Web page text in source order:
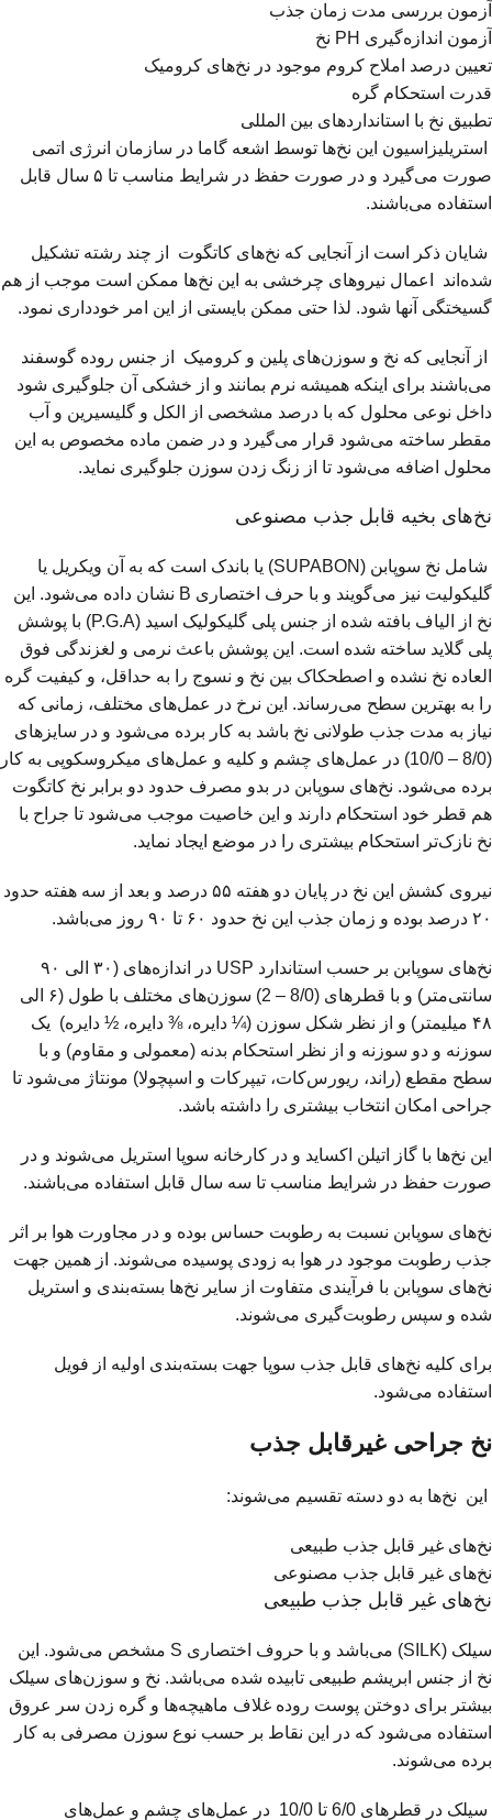
آزمون بررسی مدت زمان جذب
آزمون اندازه‌گیری PH نخ
تعیین درصد املاح کروم موجود در نخ‌های کرومیک
قدرت استحکام گره
تطبیق نخ با استانداردهای بین المللی
استریلیزاسیون این نخ‌ها توسط اشعه گاما در سازمان انرژی اتمی
صورت می‌گیرد و در صورت حفظ در شرایط مناسب تا ۵ سال قابل
استفاده می‌باشند.
شایان ذکر است از آنجایی که نخ‌های کاتگوت از چند رشته تشکیل
شده‌اند اعمال نیروهای چرخشی به این نخ‌ها ممکن است موجب از هم
گسیختگی آنها شود. لذا حتی ممکن بایستی از این امر خودداری نمود.
از آنجایی که نخ و سوزن‌های پلین و کرومیک از جنس روده گوسفند
می‌باشند برای اینکه همیشه نرم بمانند و از خشکی آن جلوگیری شود
داخل نوعی محلول که با درصد مشخصی از الکل و گلیسیرین و آب
مقطر ساخته می‌شود قرار می‌گیرد و در ضمن ماده مخصوص به این
محلول اضافه می‌شود تا از زنگ زدن سوزن جلوگیری نماید.
نخ‌های بخیه قابل جذب مصنوعی
شامل نخ سوپابن (SUPABON) یا باندک است که به آن ویکریل یا
گلیکولیت نیز می‌گویند و با حرف اختصاری B نشان داده می‌شود. این
نخ از الیاف بافته شده از جنس پلی گلیکولیک اسید (P.G.A) با پوشش
پلی گلاید ساخته شده است. این پوشش باعث نرمی و لغزندگی فوق
العاده نخ نشده و اصطحکاک بین نخ و نسوج را به حداقل، و کیفیت گره
را به بهترین سطح می‌رساند. این نرخ در عمل‌های مختلف، زمانی که
نیاز به مدت جذب طولانی نخ باشد به کار برده می‌شود و در سایزهای
(8/0 – 10/0) در عمل‌های چشم و کلیه و عمل‌های میکروسکوپی به کار
برده می‌شود. نخ‌های سوپابن در بدو مصرف حدود دو برابر نخ کاتگوت
هم قطر خود استحکام دارند و این خاصیت موجب می‌شود تا جراح با
نخ نازک‌تر استحکام بیشتری را در موضع ایجاد نماید.
نیروی کشش این نخ در پایان دو هفته ۵۵ درصد و بعد از سه هفته حدود
۲۰ درصد بوده و زمان جذب این نخ حدود ۶۰ تا ۹۰ روز می‌باشد.
نخ‌های سوپابن بر حسب استاندارد USP در اندازه‌های (۳۰ الی ۹۰
سانتی‌متر) و با قطرهای (8/0 – 2) سوزن‌های مختلف با طول (۶ الی
۴۸ میلیمتر) و از نظر شکل سوزن (¼ دایره، ⅜ دایره، ½ دایره) یک
سوزنه و دو سوزنه و از نظر استحکام بدنه (معمولی و مقاوم) و با
سطح مقطع (راند، ریورس‌کات، تیپرکات و اسپچولا) مونتاژ می‌شود تا
جراحی امکان انتخاب بیشتری را داشته باشد.
این نخ‌ها با گاز اتیلن اکساید و در کارخانه سوپا استریل می‌شوند و در
صورت حفظ در شرایط مناسب تا سه سال قابل استفاده می‌باشند.
نخ‌های سوپابن نسبت به رطوبت حساس بوده و در مجاورت هوا بر اثر
جذب رطوبت موجود در هوا به زودی پوسیده می‌شوند. از همین جهت
نخ‌های سوپابن با فرآیندی متفاوت از سایر نخ‌ها بسته‌بندی و استریل
شده و سپس رطوبت‌گیری می‌شوند.
برای کلیه نخ‌های قابل جذب سوپا جهت بسته‌بندی اولیه از فویل
استفاده می‌شود.
نخ‌ جراحی غیرقابل جذب
این نخ‌ها به دو دسته تقسیم می‌شوند:
نخ‌های غیر قابل جذب طبیعی
نخ‌های غیر قابل جذب مصنوعی
نخ‌های غیر قابل جذب طبیعی
سیلک (SILK) می‌باشد و با حروف اختصاری S مشخص می‌شود. این
نخ از جنس ابریشم طبیعی تابیده شده می‌باشد. نخ و سوزن‌های سیلک
بیشتر برای دوختن پوست روده غلاف ماهیچه‌ها و گره زدن سر عروق
استفاده می‌شود که در این نقاط بر حسب نوع سوزن مصرفی به کار
برده می‌شوند.
سیلک در قطرهای 6/0 تا 10/0 در عمل‌های چشم و عمل‌های